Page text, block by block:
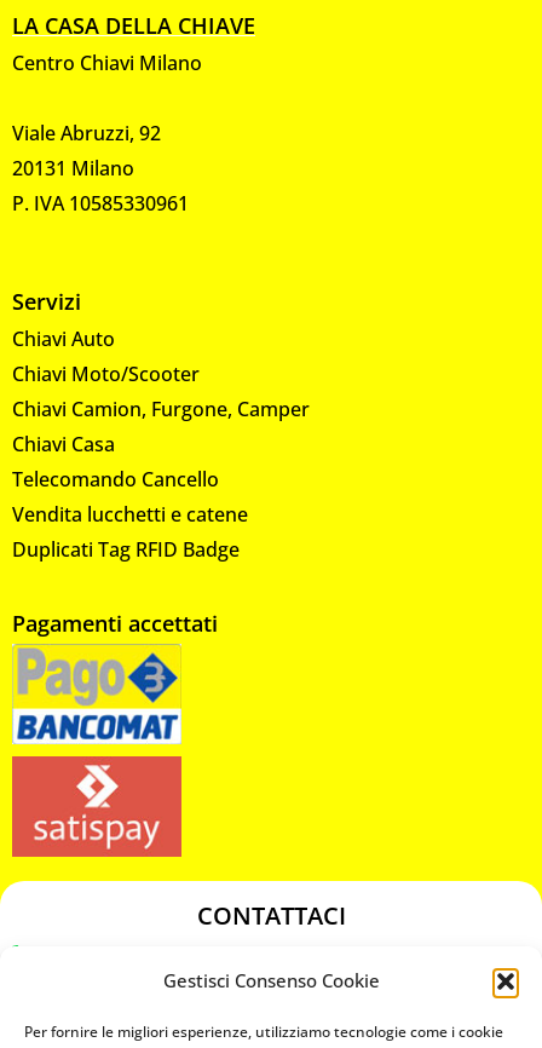
Gestisci Consenso Cookie
Per fornire le migliori esperienze, utilizziamo tecnologie come i cookie
LA CASA DELLA CHIAVE
Centro Chiavi Milano
Viale Abruzzi, 92
20131 Milano
P. IVA 10585330961
Servizi
Chiavi Auto
Chiavi Moto/Scooter
Chiavi Camion, Furgone, Camper
Chiavi Casa
Telecomando Cancello
Vendita lucchetti e catene
Duplicati Tag RFID Badge
Pagamenti accettati
CONTATTACI
chiavicodificate@gmail.com